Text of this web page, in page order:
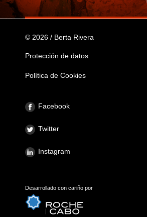
© 2026 / Berta Rivera
Protección de datos
Política de Cookies
Facebook
Twitter
Instagram
Desarrollado con cariño por